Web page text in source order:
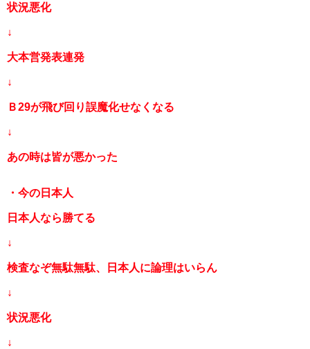
状況悪化
↓
大本営発表連発
↓
Ｂ29が飛び回り誤魔化せなくなる
↓
あの時は皆が悪かった
・今の日本人
日本人なら勝てる
↓
検査なぞ無駄無駄、日本人に論理はいらん
↓
状況悪化
↓